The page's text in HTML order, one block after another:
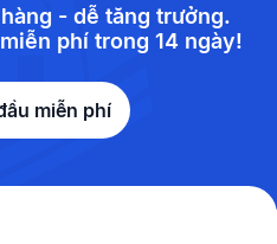
- dễ tăng trưởng.
phí trong 14 ngày!
miễn phí